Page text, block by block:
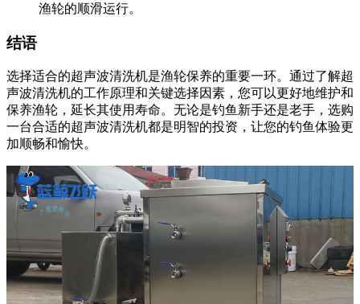
渔轮的顺滑运行。
结语
选择适合的超声波清洗机是渔轮保养的重要一环。通过了解超
声波清洗机的工作原理和关键选择因素，您可以更好地维护和
保养渔轮，延长其使用寿命。无论是钓鱼新手还是老手，选购
一台合适的超声波清洗机都是明智的投资，让您的钓鱼体验更
加顺畅和愉快。